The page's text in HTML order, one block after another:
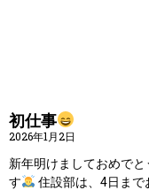
初仕事
2026年1月2日
新年明けましておめでと
す
住設部は、4日まで